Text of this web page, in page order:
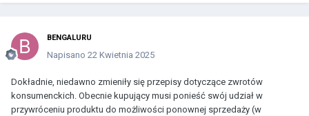
BENGALURU
Napisano 22 Kwietnia 2025
Dokładnie, niedawno zmieniły się przepisy dotyczące zwrotów
konsumenckich. Obecnie kupujący musi ponieść swój udział w
przywróceniu produktu do możliwości ponownej sprzedaży (w